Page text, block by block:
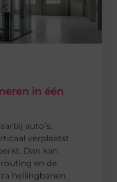
in één
auto’s,
verplaatst
Dan kan
en de
hellingbanen.